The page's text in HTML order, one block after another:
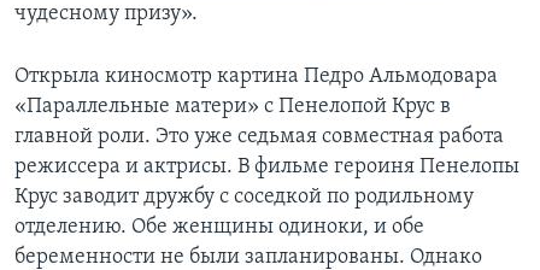
чудесному призу».
Открыла киносмотр картина Педро Альмодовара
«Параллельные матери» с Пенелопой Крус в
главной роли. Это уже седьмая совместная работа
режиссера и актрисы. В фильме героиня Пенелопы
Крус заводит дружбу с соседкой по родильному
отделению. Обе женщины одиноки, и обе
беременности не были запланированы. Однако